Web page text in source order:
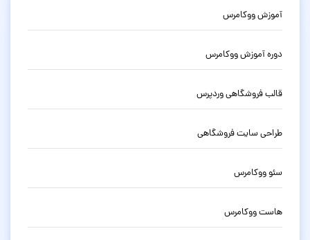
آموزش ووکامرس
دوره آموزش ووکامرس
قالب فروشگاهی وردپرس
طراحی سایت فروشگاهی
سئو ووکامرس
هاست ووکامرس